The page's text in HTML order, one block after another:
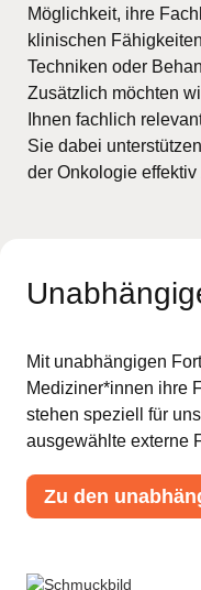
Möglichkeit, ihre
klinischen
Techniken oder
Zusätzlich möchten
Ihnen fachlich
Sie dabei
der Onkologie effektiv
Mit unabhängigen
Mediziner*innen ihre
stehen speziell für
ausgewählte externe
Zu den